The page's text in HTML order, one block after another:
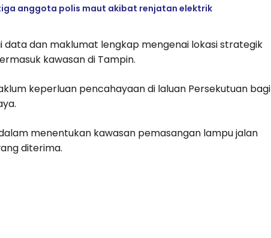
anggota polis maut akibat renjatan elektrik
data dan maklumat lengkap mengenai lokasi strategik
kawasan di Tampin.
keperluan pencahayaan di laluan Persekutuan bagi
menentukan kawasan pemasangan lampu jalan
diterima.